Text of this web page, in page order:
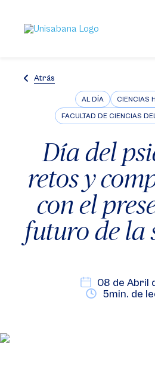
contenido
principal
Atrás
AL DÍA CIENCIAS
Día del
retos y
con el
futuro de la
08 de Abril
5min. de